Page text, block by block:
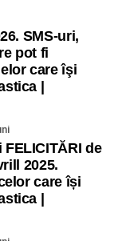
„Ioan Raica”
Prieteniei”
Sebeș:
și a elevilor
pentru copii și
SMS-uri,
pot fi
care îşi
|
FELICITĂRI de
2025.
care își
|